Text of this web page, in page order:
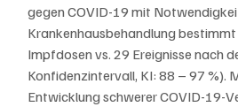
gegen COVID-19 mit
Krankenhausbehandlung
Impfdosen vs. 29 Ereignisse nach
Konfidenzintervall, KI: 88 – 97 %).
Entwicklung schwerer COVID-19-